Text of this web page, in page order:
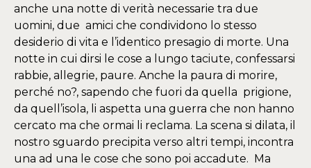
anche una notte di verità necessarie tra due
uomini, due amici che condividono lo stesso
desiderio di vita e l’identico presagio di morte. Una
notte in cui dirsi le cose a lungo taciute, confessarsi
rabbie, allegrie, paure. Anche la paura di morire,
perché no?, sapendo che fuori da quella prigione,
da quell’isola, li aspetta una guerra che non hanno
cercato ma che ormai li reclama. La scena si dilata, il
nostro sguardo precipita verso altri tempi, incontra
una ad una le cose che sono poi accadute. Ma